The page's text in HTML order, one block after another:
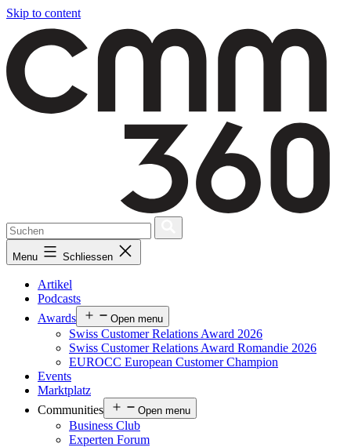
Skip to content
Menu Schliessen
Artikel
Podcasts
Awards
Open menu
Swiss Customer Relations Award 2026
Swiss Customer Relations Award Romandie 2026
EUROCC European Customer Champion
Events
Marktplatz
Communities
Open menu
Business Club
Experten Forum